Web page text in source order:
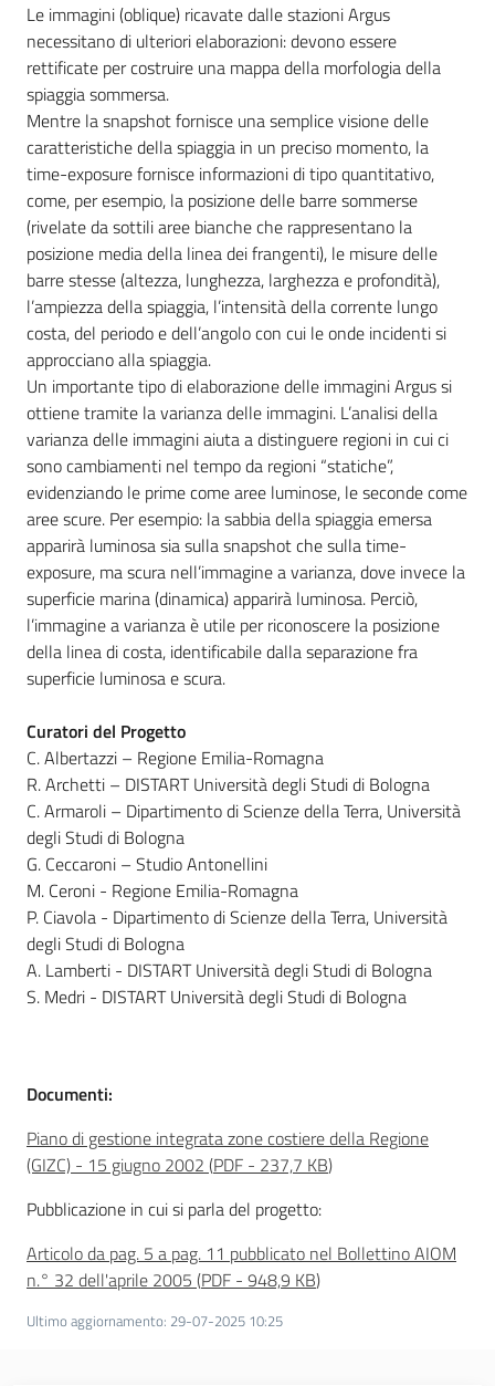
Le immagini (oblique) ricavate dalle stazioni Argus
necessitano di ulteriori elaborazioni: devono essere
rettificate per costruire una mappa della morfologia della
spiaggia sommersa.
Mentre la snapshot fornisce una semplice visione delle
caratteristiche della spiaggia in un preciso momento, la
time-exposure fornisce informazioni di tipo quantitativo,
come, per esempio, la posizione delle barre sommerse
(rivelate da sottili aree bianche che rappresentano la
posizione media della linea dei frangenti), le misure delle
barre stesse (altezza, lunghezza, larghezza e profondità),
l’ampiezza della spiaggia, l’intensità della corrente lungo
costa, del periodo e dell’angolo con cui le onde incidenti si
approcciano alla spiaggia.
Un importante tipo di elaborazione delle immagini Argus si
ottiene tramite la varianza delle immagini. L’analisi della
varianza delle immagini aiuta a distinguere regioni in cui ci
sono cambiamenti nel tempo da regioni “statiche”,
evidenziando le prime come aree luminose, le seconde come
aree scure. Per esempio: la sabbia della spiaggia emersa
apparirà luminosa sia sulla snapshot che sulla time-
exposure, ma scura nell’immagine a varianza, dove invece la
superficie marina (dinamica) apparirà luminosa. Perciò,
l’immagine a varianza è utile per riconoscere la posizione
della linea di costa, identificabile dalla separazione fra
superficie luminosa e scura.
Curatori del Progetto
C. Albertazzi – Regione Emilia-Romagna
R. Archetti – DISTART Università degli Studi di Bologna
C. Armaroli – Dipartimento di Scienze della Terra, Università
degli Studi di Bologna
G. Ceccaroni – Studio Antonellini
M. Ceroni - Regione Emilia-Romagna
P. Ciavola - Dipartimento di Scienze della Terra, Università
degli Studi di Bologna
A. Lamberti - DISTART Università degli Studi di Bologna
S. Medri - DISTART Università degli Studi di Bologna
Documenti:
Piano di gestione integrata zone costiere della Regione
(GIZC) - 15 giugno 2002 (PDF - 237,7 KB)
Pubblicazione in cui si parla del progetto:
Articolo da pag. 5 a pag. 11 pubblicato nel Bollettino AIOM
n.° 32 dell'aprile 2005 (PDF - 948,9 KB)
Ultimo aggiornamento: 29-07-2025 10:25